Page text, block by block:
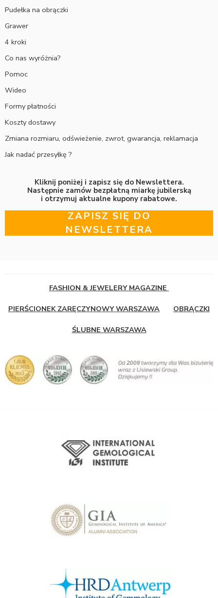
Pudełka na obrączki
Grawer
4 kroki
Co nas wyróżnia?
Pomoc
Wideo
Formy płatności
Koszty dostawy
Zmiana rozmiaru, odświeżenie, zwrot, gwarancja, reklamacja
Jak nadać przesyłkę ?
Kliknij poniżej i zapisz się do Newslettera.
Następnie zamów bezpłatną miarkę jubilerską
i otrzymuj aktualne kupony rabatowe.
ZAPISZ SIĘ DO
NEWSLETTERA
FASHION & JEWELERY MAGAZINE
PIERŚCIONEK ZARĘCZYNOWY WARSZAWA OBRĄCZKI
ŚLUBNE WARSZAWA